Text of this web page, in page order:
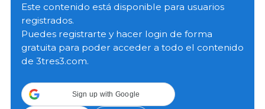
250.930 toneladas, mientras que su valor se disparó
un 15% a 685,1 millones de dólares. En los dos
primeros meses de 2024, las exportaciones
aumentaron un 10% tanto en volumen (502.354 t)
como en valor (1.370 millones de dólares).
Las exportaciones de carne de cerdo a
principal mercado, mantuvieron una racha notable
Este contenido está disponible para usuarios
registrados.
Puedes registrarte y hacer login de forma
gratuita para poder acceder a todo el contenido
de 3tres3.com.
Sign up with Google